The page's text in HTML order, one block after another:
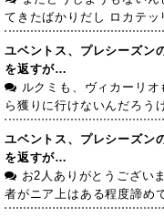
てきたばかりだし ロカテ
ユベントス、プレシーズン
を返すが…
ルクミも、ヴィカーリ
ら獲りに行けないんだろう
ユベントス、プレシーズン
を返すが…
お2人ありがとうござい
者がニア上はある程度諦め